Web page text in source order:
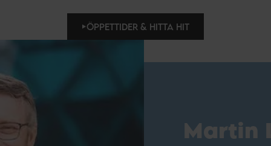
ÖPPETTIDER & HITTA HIT
Martin